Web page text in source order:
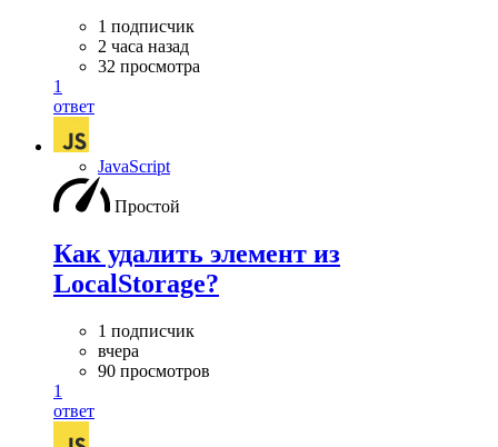
1 подписчик
2 часа назад
32 просмотра
1
ответ
JavaScript
Простой
Как удалить элемент из
LocalStorage?
1 подписчик
вчера
90 просмотров
1
ответ